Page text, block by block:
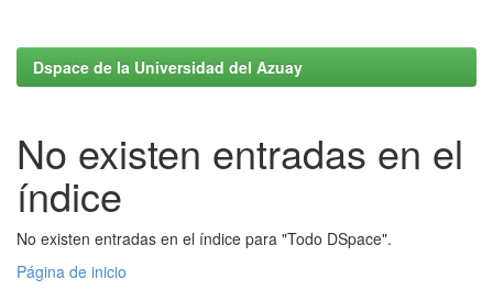
Dspace de la Universidad del Azuay
No existen entradas en el
índice
No existen entradas en el índice para "Todo DSpace".
Página de inicio